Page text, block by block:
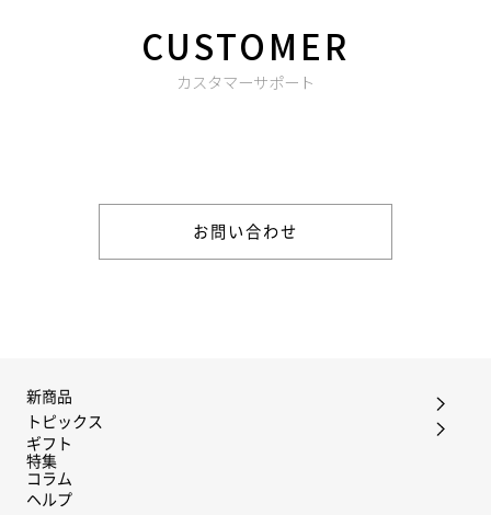
CUSTOMER
カスタマーサポート
お問い合わせ
新商品
トピックス
ギフト
特集
コラム
ヘルプ